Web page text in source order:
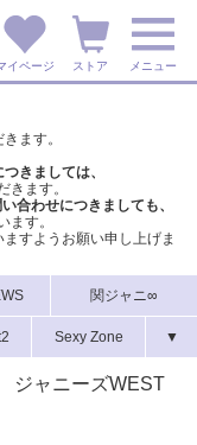
イページ ストア メニュー
ます。
きましては、
きます。
合わせにつきましても、
ます。
すようお願い申し上げま
関ジャニ∞
Sexy Zone ▼
ジャニーズWEST